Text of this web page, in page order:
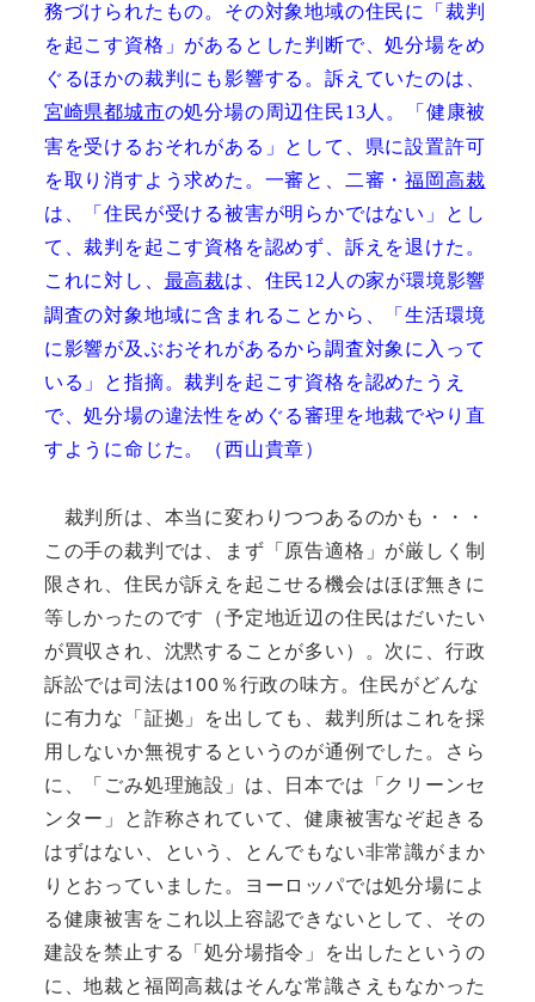
務づけられたもの。その対象地域の住民に「裁判
を起こす資格」があるとした判断で、処分場をめ
ぐるほかの裁判にも影響する。訴えていたのは、
宮崎県都城市の処分場の周辺住民13人。「健康被
害を受けるおそれがある」として、県に設置許可
を取り消すよう求めた。一審と、二審・福岡高裁
は、「住民が受ける被害が明らかではない」とし
て、裁判を起こす資格を認めず、訴えを退けた。
これに対し、 最高裁は、住民12 人の家が環境影響
調査の対象地域に含まれることから、「生活環境
に影響が及ぶおそれがあるから調査対象に入って
いる」と指摘。裁判を起こす資格を認めたうえ
で、処分場の違法性をめぐる審理を地裁でやり直
すように命じた。（西山貴章）
裁判所は、本当に変わりつつあるのかも・・・
この手の裁判では、まず「原告適格」が厳しく制
限され、住民が訴えを起こせる機会はほぼ無きに
等しかったのです（予定地近辺の住民はだいたい
が買収され、沈黙することが多い）。次に、行政
訴訟では司法は100％行政の味方。住民がどんな
に有力な「証拠」を出しても、裁判所はこれを採
用しないか無視するというのが通例でした。さら
に、「ごみ処理施設」は、日本では「クリーンセ
ンター」と詐称されていて、健康被害なぞ起きる
はずはない、という、とんでもない非常識がまか
りとおっていました。ヨーロッパでは処分場によ
る健康被害をこれ以上容認できないとして、その
建設を禁止する「処分場指令」を出したというの
に、地裁と福岡高裁はそんな常識さえもなかった